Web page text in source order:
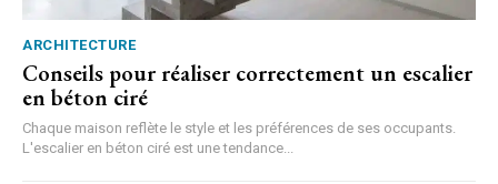
ARCHITECTURE
Conseils pour réaliser correctement un escalier
en béton ciré
Chaque maison reflète le style et les préférences de ses occupants.
L'escalier en béton ciré est une tendance...